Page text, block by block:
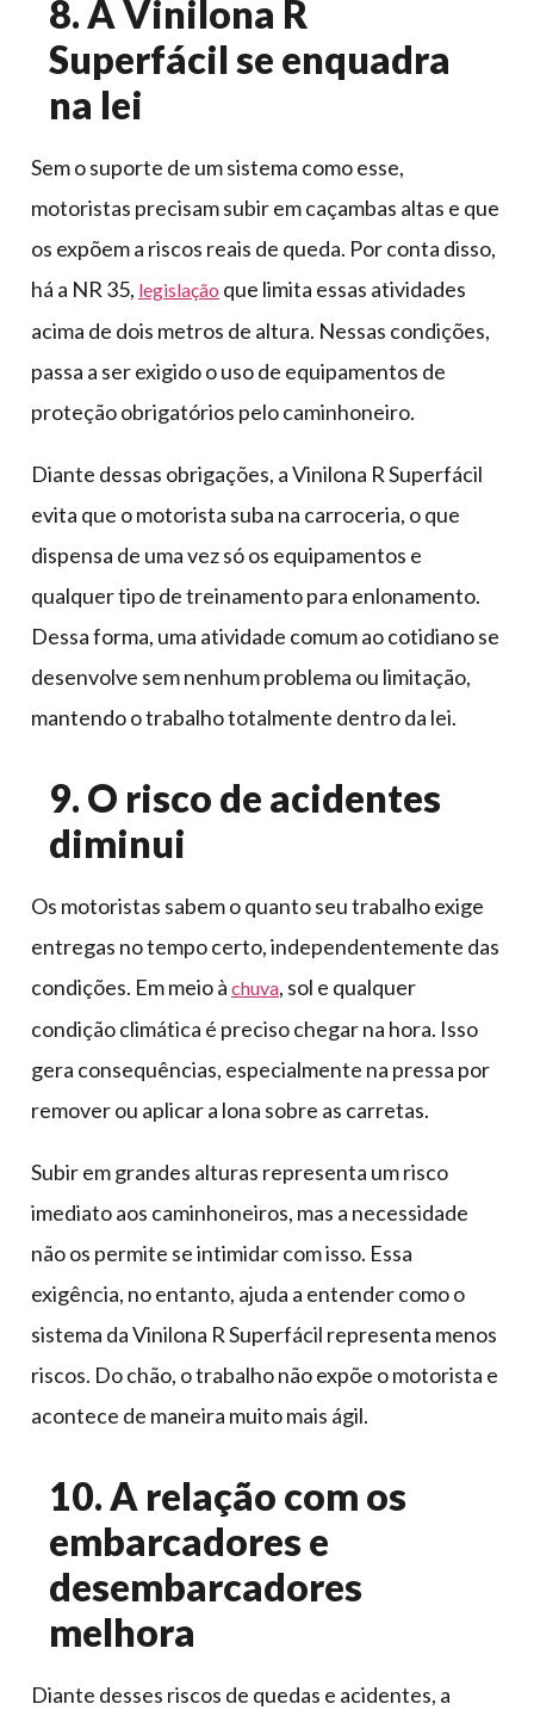
8. A Vinilona R
Superfácil se enquadra
na lei
Sem o suporte de um sistema como esse,
motoristas precisam subir em caçambas altas e que
os expõem a riscos reais de queda. Por conta disso,
há a NR 35, legislação que limita essas atividades
acima de dois metros de altura. Nessas condições,
passa a ser exigido o uso de equipamentos de
proteção obrigatórios pelo caminhoneiro.
Diante dessas obrigações, a Vinilona R Superfácil
evita que o motorista suba na carroceria, o que
dispensa de uma vez só os equipamentos e
qualquer tipo de treinamento para enlonamento.
Dessa forma, uma atividade comum ao cotidiano se
desenvolve sem nenhum problema ou limitação,
mantendo o trabalho totalmente dentro da lei.
9. O risco de acidentes
diminui
Os motoristas sabem o quanto seu trabalho exige
entregas no tempo certo, independentemente das
condições. Em meio à chuva, sol e qualquer
condição climática é preciso chegar na hora. Isso
gera consequências, especialmente na pressa por
remover ou aplicar a lona sobre as carretas.
Subir em grandes alturas representa um risco
imediato aos caminhoneiros, mas a necessidade
não os permite se intimidar com isso. Essa
exigência, no entanto, ajuda a entender como o
sistema da Vinilona R Superfácil representa menos
riscos. Do chão, o trabalho não expõe o motorista e
acontece de maneira muito mais ágil.
10. A relação com os
embarcadores e
desembarcadores
melhora
Diante desses riscos de quedas e acidentes, a